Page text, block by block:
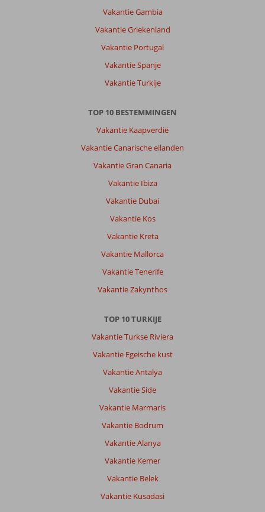
Vakantie Gambia
Vakantie Griekenland
Vakantie Portugal
Vakantie Spanje
Vakantie Turkije
TOP 10 BESTEMMINGEN
Vakantie Kaapverdië
Vakantie Canarische eilanden
Vakantie Gran Canaria
Vakantie Ibiza
Vakantie Dubai
Vakantie Kos
Vakantie Kreta
Vakantie Mallorca
Vakantie Tenerife
Vakantie Zakynthos
TOP 10 TURKIJE
Vakantie Turkse Riviera
Vakantie Egeische kust
Vakantie Antalya
Vakantie Side
Vakantie Marmaris
Vakantie Bodrum
Vakantie Alanya
Vakantie Kemer
Vakantie Belek
Vakantie Kusadasi